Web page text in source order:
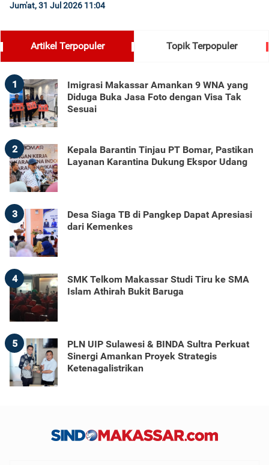
Jum'at, 31 Jul 2026 11:04
Artikel Terpopuler Topik Terpopuler
1
Imigrasi Makassar Amankan 9 WNA yang
Diduga Buka Jasa Foto dengan Visa Tak
Sesuai
2
Kepala Barantin Tinjau PT Bomar, Pastikan
Layanan Karantina Dukung Ekspor Udang
3
Desa Siaga TB di Pangkep Dapat Apresiasi
dari Kemenkes
4
SMK Telkom Makassar Studi Tiru ke SMA
Islam Athirah Bukit Baruga
5
PLN UIP Sulawesi & BINDA Sultra Perkuat
Sinergi Amankan Proyek Strategis
Ketenagalistrikan